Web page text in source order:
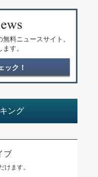
料ニュースサイト。
す。
ック！
ング
ブ
けます。